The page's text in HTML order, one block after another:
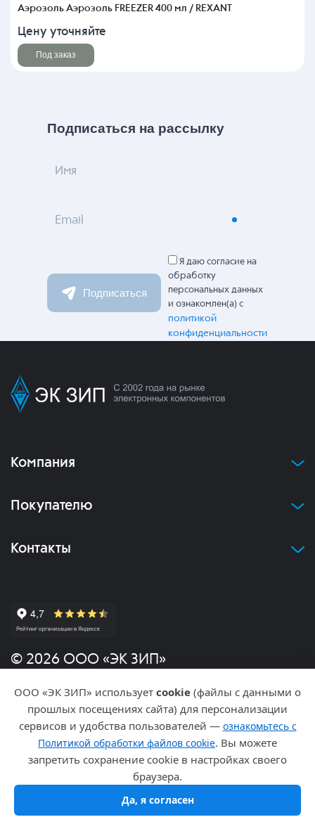
Аэрозоль Аэрозоль FREEZER 400 мл / REXANT
Цену уточняйте
Под заказ
Подписаться на рассылку
Имя
Email
Подписаться
Я даю согласие на
обработку
персональных данных
и ознакомлен(а) с
политикой
конфиденциальности
Компания
Покупателю
Контакты
© 2026 ООО «ЭК ЗИП»
Политика конфиденциальности
Разработка и продвижение
ООО «ЭК ЗИП» использует cookie (файлы с данными о
прошлых посещениях сайта) для персонализации
сервисов и удобства пользователей — ознакомьтесь с
Политикой обработки файлов cookie. Вы можете
запретить сохранение cookie в настройках своего
браузера.
Да, я согласен